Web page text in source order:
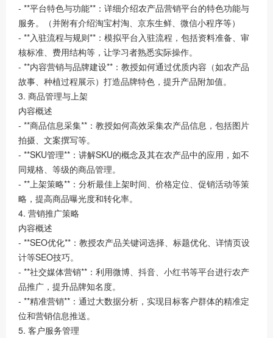
- **平台特色与功能**：详细介绍农产品营销平台的特色功能与
服务。（并附有介绍淘宝村淘、京东生鲜、微信小程序等）
- **入驻流程与规则**：模拟平台入驻流程，包括资料准备、审
核标准、费用结构等，让学习者熟悉实际操作。
- **内容营销与品牌建设**：教授如何通过优质内容（如农产品
故事、种植过程展示）打造品牌特色，提升产品附加值。
3. 商品管理与上架
内容概述
- **商品信息采集**：教授如何高效采集农产品信息，包括图片
拍摄、文案撰写等。
- **SKU管理**：讲解SKU的概念及其在农产品中的应用，如不
同规格、等级的商品管理。
- **上架策略**：分析最佳上架时间、价格定位、促销活动等策
略，提高商品曝光度和转化率。
4. 营销推广策略
内容概述
- **SEO优化**：教授农产品关键词选择、标题优化、详情页设
计等SEO技巧。
- **社交媒体营销**：利用微博、抖音、小红书等平台进行农产
品推广，提升品牌知名度。
- **精准营销**：通过大数据分析，实现目标客户群体的精准定
位和营销信息推送。
5. 客户服务管理